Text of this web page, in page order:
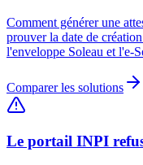
Comment générer une
prouver la date de
l'enveloppe Soleau et l'e-
Comparer les solutions
Le portail INPI